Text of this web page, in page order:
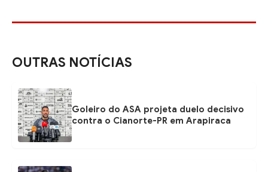
OUTRAS NOTÍCIAS
Goleiro do ASA projeta duelo decisivo
contra o Cianorte-PR em Arapiraca